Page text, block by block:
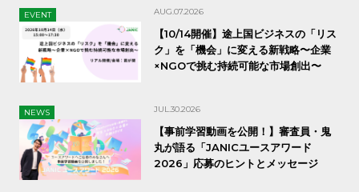
EVENT AUG.07.2026
【10/14開催】途上国ビジネスの「リス
ク」を「機会」に変える新戦略〜企業
×NGOで挑む持続可能な市場創出〜
NEWS JUL.30.2026
【事前学習動画を公開！】審査員・鬼
丸が語る「JANICユースアワード
2026」応募のヒントとメッセージ